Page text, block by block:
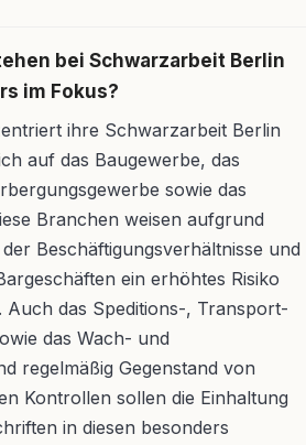
bei Schwarzarbeit Berlin
im Fokus?
ihre Schwarzarbeit Berlin
auf das Baugewerbe, das
sowie das
Branchen weisen aufgrund
Beschäftigungsverhältnisse und
ein erhöhtes Risiko
das Speditions-, Transport-
das Wach- und
regelmäßig Gegenstand von
Kontrollen sollen die Einhaltung
in diesen besonders